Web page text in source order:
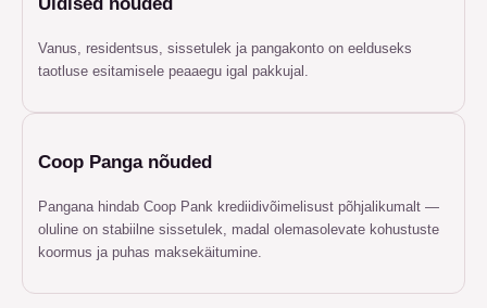
Vanus, residentsus, sissetulek ja pangakonto on eelduseks
taotluse esitamisele peaaegu igal pakkujal.
Coop Panga nõuded
Pangana hindab Coop Pank krediidivõimelisust põhjalikumalt —
oluline on stabiilne sissetulek, madal olemasolevate kohustuste
koormus ja puhas maksekäitumine.